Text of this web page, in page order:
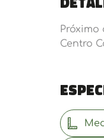
Centro